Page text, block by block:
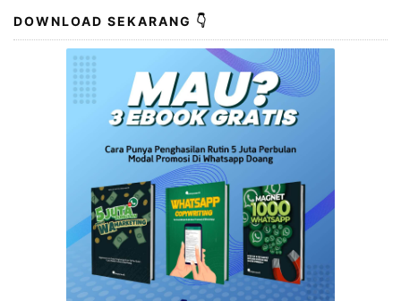
Dahsyat! Cara Jualan Online Di Tokopedia
Terpecaya
KLIK DISINI UNTUK DOWNLOAD PANDUAN AFFILIATE
MARKETING >>> Jualan online menjadi salah satu cara
yang sangat populer dalam berbisnis di era digital
online yang banyak digunakan di Indonesia adalah
Tokopedia. Dalam artikel kali ini, kami akan
membagikan 4 cara mudah untuk jualan online di
Tokopedia. Simak ulasan lengkapnya …